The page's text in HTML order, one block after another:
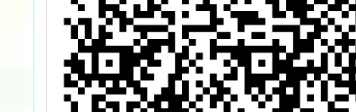
展」